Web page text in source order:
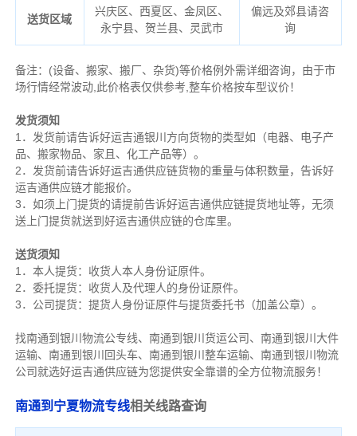
送货区域
兴庆区、西夏区、金凤区、
永宁县、贺兰县、灵武市
偏远及郊县请咨
询
备注： (设备、搬家、搬厂、杂货)等价格例外需详细咨询，由于市
场行情经常波动,此价格表仅供参考,整车价格按车型议价！
发货须知
1．发货前请告诉好运吉通银川方向货物的类型如（电器、电子产
品、搬家物品、家且、化工产品等）。
2．发货前请告诉好运吉通供应链货物的重量与体积数量，告诉好
运吉通供应链才能报价。
3．如须上门提货的请提前告诉好运吉通供应链提货地址等，无须
送上门提货就送到好运吉通供应链的仓库里。
送货须知
1．本人提货：收货人本人身份证原件。
2．委托提货：收货人及代理人的身份证原件。
3．公司提货：提货人身份证原件与提货委托书（加盖公章）。
找南通到银川物流公专线、南通到银川货运公司、南通到银川大件
运输、南通到银川回头车、南通到银川整车运输、南通到银川物流
公司就选好运吉通供应链为您提供安全靠谱的全方位物流服务！
南通到宁夏物流专线相关线路查询